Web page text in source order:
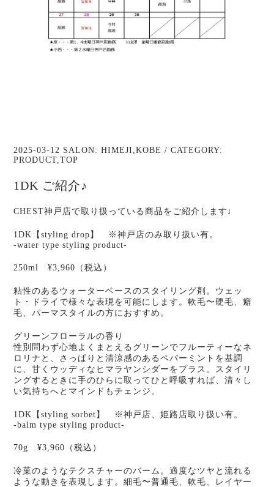
2025-03-12 SALON:HIMEJI ,KOBE / CATEGORY:
PRODUCT ,TOP
1DK ご紹介♪
CHEST神戸店で取り扱っている商品をご紹介します♩
1DK【styling drop】 ※神戸店のみ取り扱い有。
-water type styling product-
250ml ¥3,960（税込）
粘性のあるウォーターベースのスタイリング剤。ウェッ
ト・ドライで様々な表現を可能にします。軟毛〜硬毛、癖
毛、パーマスタイルの方におすすめ。
グリーンフローラルの香り
性別問わず心地よくまとえるグリーンでフルーティーなネ
ロリナと、さっぱりと清涼感のあるペパーミントを基調
に、甘くウッディなヒマラヤンシダーをプラス。スタイリ
ングするときに手のひらに取ってひと呼吸すれば、清々し
い気持ちへとマインドもチェンジ。
1DK【styling sorbet】 ※神戸店、姫路店取り扱い有。
-balm type styling product-
70g ¥3,960（税込）
冷菓のようなテクスチャーのバーム。適度なツヤと流れる
ような動きを表現します。細毛〜普通毛、軟毛、レイヤー